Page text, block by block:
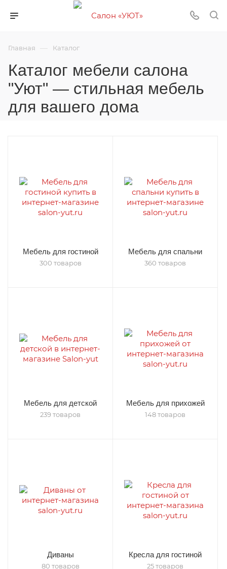
Главная — Каталог
Каталог мебели салона
"Уют" — стильная мебель
для вашего дома
Мебель для гостиной
300 товаров
Мебель для спальни
360 товаров
Мебель для детской
239 товаров
Мебель для прихожей
148 товаров
Диваны
80 товаров
Кресла для гостиной
25 товаров